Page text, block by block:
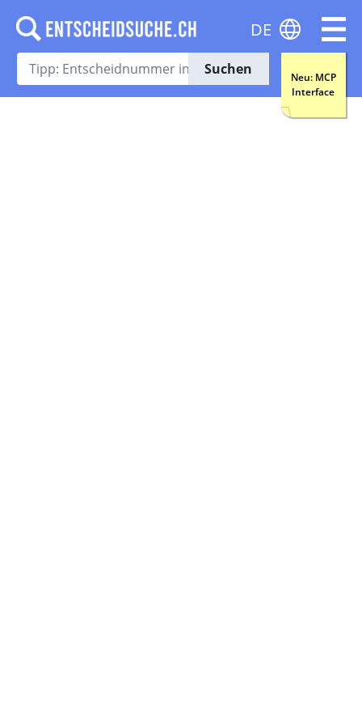
Suchen
Neu: MCP
Interface
DE